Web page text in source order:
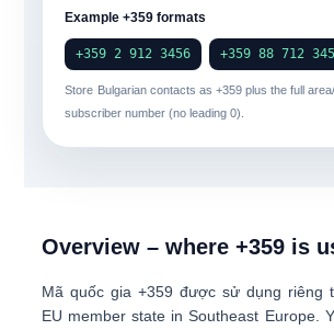
Example +359 formats
+359 2 912 3456 +359 88 712
Store Bulgarian contacts as +359 plus the full
subscriber number (no leading 0).
Overview – where +359 is
Mã quốc gia+359 được sử dụng riêng
EU member state in Southeast Europe.